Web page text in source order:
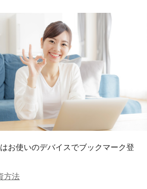
お使いのデバイスでブックマーク登
方法